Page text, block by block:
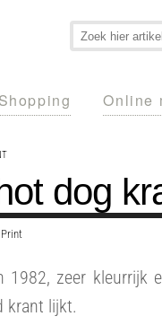
Shopping Online
dog
Print
1982, zeer kleurrijk
krant lijkt.